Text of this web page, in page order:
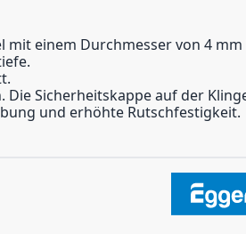
einem Durchmesser von 4 mm
Sicherheitskappe auf der
und erhöhte Rutschfestigkeit.